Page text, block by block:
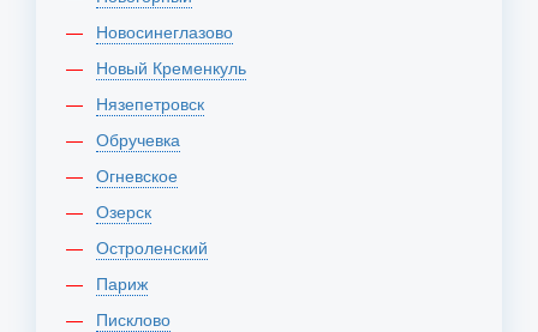
Новосинеглазово
Новый Кременкуль
Нязепетровск
Обручевка
Огневское
Озерск
Остроленский
Париж
Писклово